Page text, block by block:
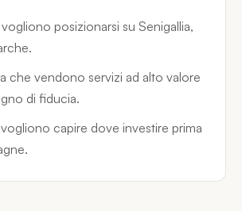
posizionarsi su Senigallia,
che vendono servizi ad alto valore
di fiducia.
capire dove investire prima